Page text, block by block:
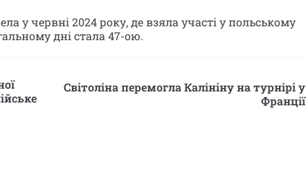
у червні 2024 року, де взяла участі у польському
дні стала 47-ою.
Світоліна перемогла Калініну на турнірі у
Франції